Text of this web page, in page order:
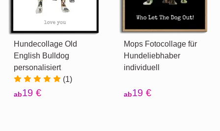
Hundecollage Old
English Bulldog
personalisiert
(1)
ab19 €
Mops Fotocollage für
Hundeliebhaber
individuell
ab19 €